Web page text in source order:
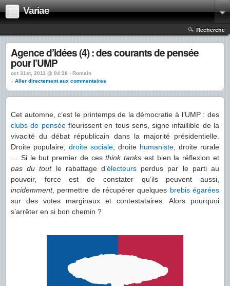
Variae
Recherche
Agence d’idées (4) : des courants de pensée
pour l’UMP
oct 31st, 2011 @ 04:38 › Romain
↓ Aller directement aux commentaires
Cet automne, c’est le printemps de la démocratie à l’UMP : des
clubs de penséefleurissent en tous sens, signe infaillible de la
vivacité du débat républicain dans la majorité présidentielle.
Droite populaire, droite sociale , droite humaniste , droite rurale
… Si le but premier de cesthink tanks est bien la réflexion et
pas du toutle rabattage d’électeurs perdus par le parti au
pouvoir, force est de constater qu’ils peuvent aussi,
incidemment, permettre de récupérer quelques brebis égarées
sur des votes marginaux et contestataires. Alors pourquoi
s’arrêter en si bon chemin ?